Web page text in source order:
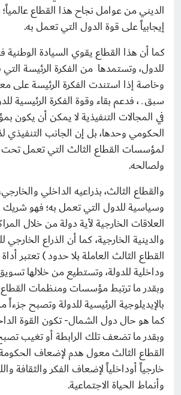
الديني من عوامل نجاح هذا القطاع
إيجابياً على قوة الدول التي تعمل به.
كما أن هذا القطاع يقوي السيادة
للدول، وتستمدها من الفكرة الرئيسة التي
وخاصة إذا استندت الفكرة الرئيسة على
سبق ـ ، فدعم بقاء وقوة الفكرة الرئيسية
في المجالات التنفيذية لا يمكن أن يكون
الحكومي وحدها، بل إن الجانب التنفيذي
لمؤسسات القطاع الثالث التي تعمل تحت
ولصالحه.
والقطاع الثالث، بذراعيه الداخلي
وسياسية للدول التي تعمل به؛ فهو
العلاقات الخارجية لأية دولة من خلال
والدينية الخارجية، كما أن الذراع
القطاع الثالث العاملة بلا حدود ) تعتبر
وداخلية للدولة، وتستطيع من خلالها
وبقدر ما ترتبط مؤسسات ومنظمات القطاع
بالإيديلوجية الرئيسية للدولة وتصبح جزءاً
كما هو حال دول الشمال- تكون القوة
وبقدر ما تضعف تلك الرابطة أو تغيب
القطاع الثالث معول هدم لإضعاف الحكومة
خارجياً أوداخلياً لإضعاف الفكر والثقافة
وأنماط الحياة الاجتماعية.